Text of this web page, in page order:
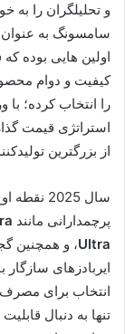
و تحلیلگران را به
سامسونگ به عنوان
اولین هایی بوده
کیفیت و دوام
استراتژی قیمت
از بزرگترین
سال
پرچمدارانی مانند
Ultra، و همچنین
ایربادزهای
انتخاب برای مصرف
تنها به دنبال